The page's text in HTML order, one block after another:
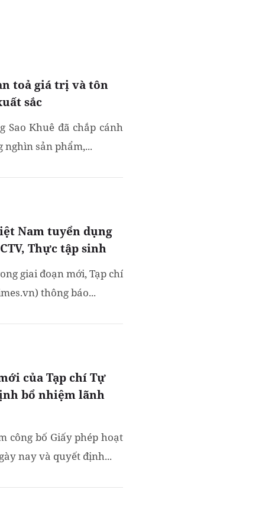
toả giá trị và tôn
sắc
Sao Khuê đã chắp cánh
nghìn sản phẩm,...
Nam tuyển dụng
Thực tập sinh
giai đoạn mới, Tạp chí
thông báo...
của Tạp chí Tự
bổ nhiệm lãnh
công bố Giấy phép hoạt
nay và quyết định...